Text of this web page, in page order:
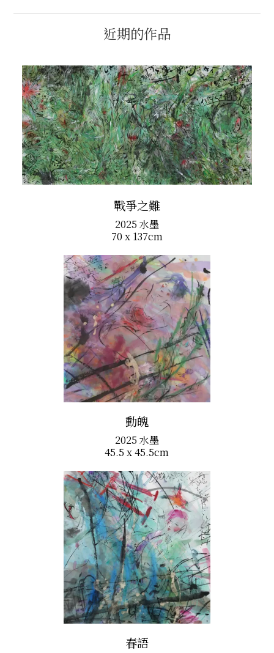
近期的作品
戰爭之難
2025 水墨
70 x 137cm
動魄
2025 水墨
45.5 x 45.5cm
春語